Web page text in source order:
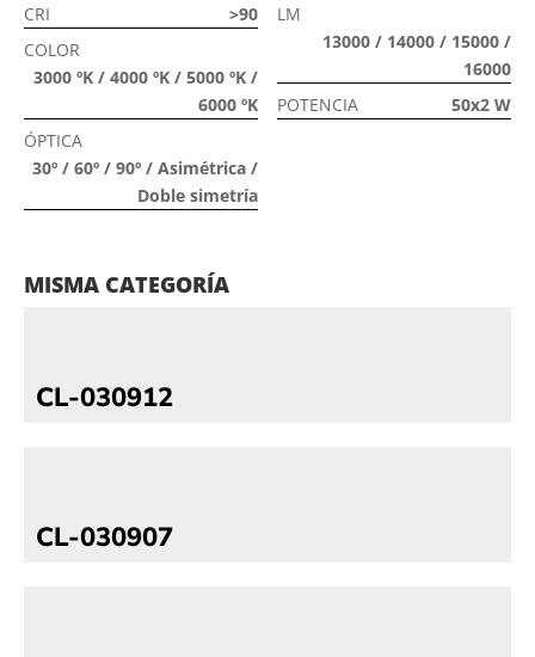
CRI
>90
COLOR
3000 ºK / 4000 ºK / 5000 ºK /
6000 ºK
ÓPTICA
30º / 60º / 90º / Asimétrica /
Doble simetría
LM
13000 / 14000 / 15000 /
16000
POTENCIA
50x2 W
MISMA CATEGORÍA
CL-030912
CL-030907